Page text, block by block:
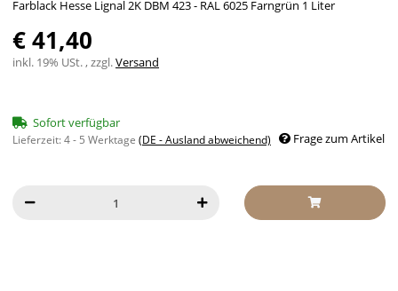
Farblack Hesse Lignal 2K DBM 423 - RAL 6025 Farngrün 1 Liter
€ 41,40
inkl. 19% USt. , zzgl.Versand
Sofort verfügbar
Lieferzeit:4 - 5 Werktage (DE - Ausland abweichend) Frage zum Artikel